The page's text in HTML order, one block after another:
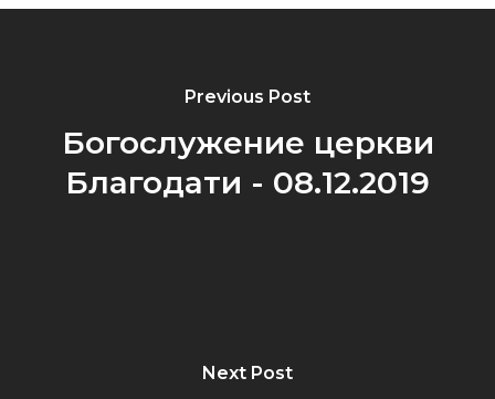
Previous Post
Богослужение церкви
Благодати - 08.12.2019
Next Post